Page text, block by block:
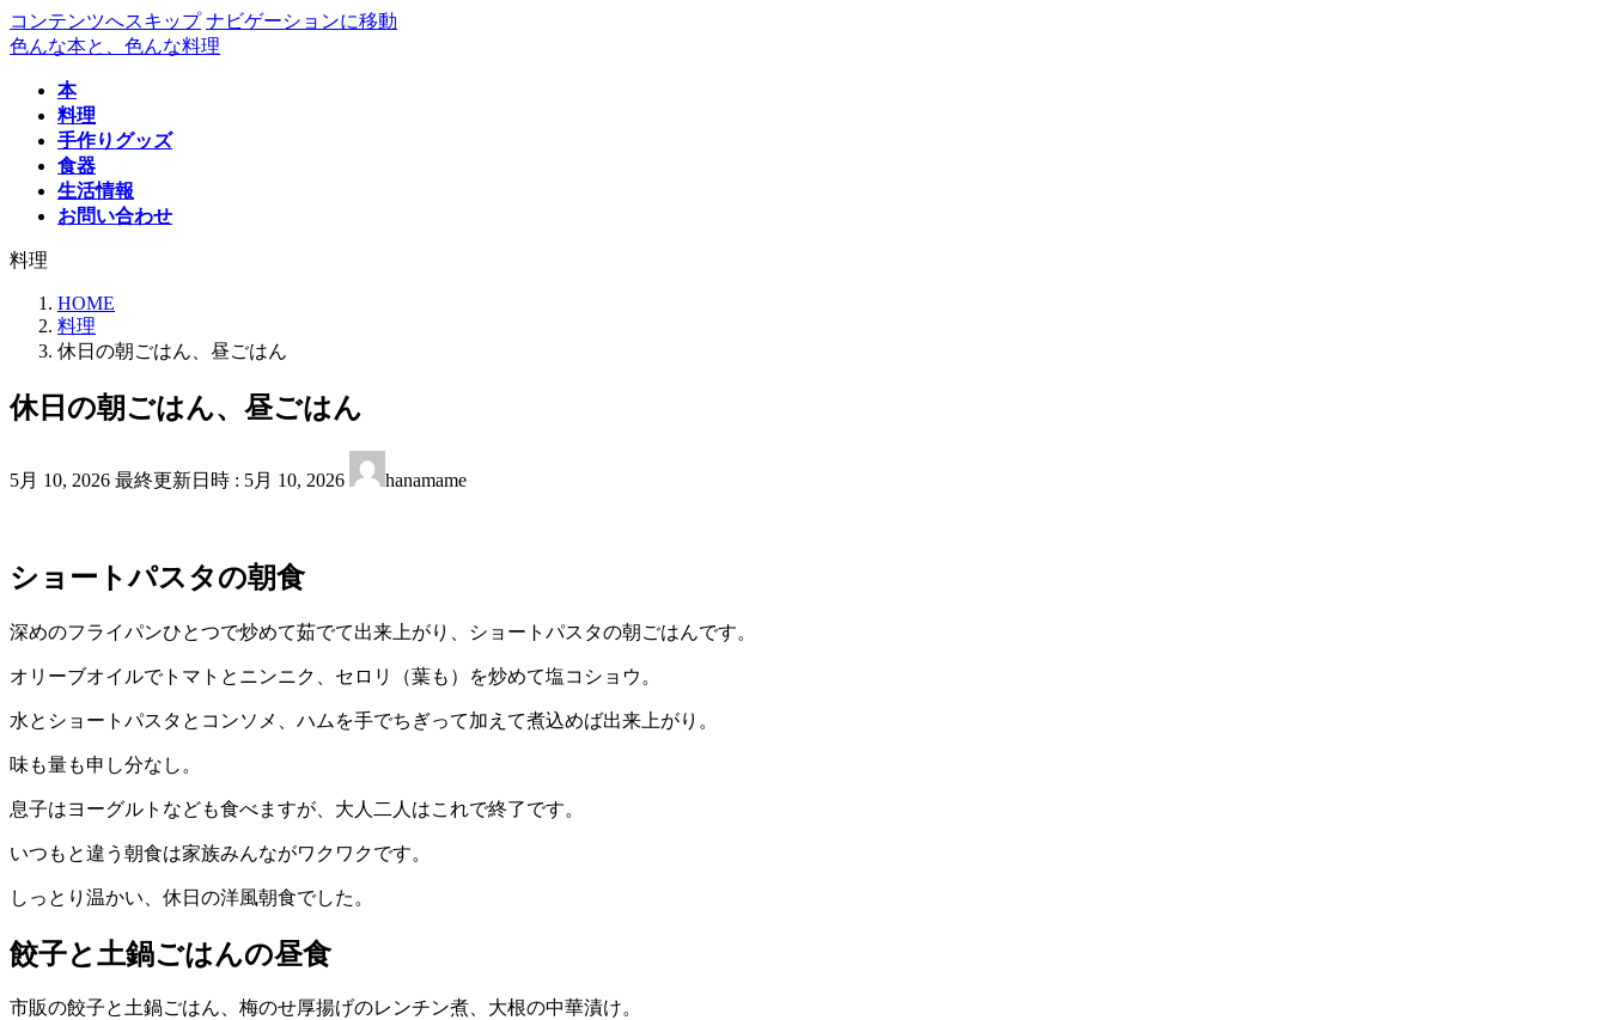
コンテンツへスキップ ナビゲーションに移動
色んな本と、色んな料理
本
料理
手作りグッズ
食器
生活情報
お問い合わせ
料理
HOME
料理
休日の朝ごはん、昼ごはん
休日の朝ごはん、昼ごはん
5月 10, 2026 最終更新日時 : 5月 10, 2026 hanamame
ショートパスタの朝食
深めのフライパンひとつで炒めて茹でて出来上がり、ショートパスタの朝ごはんです。
オリーブオイルでトマトとニンニク、セロリ（葉も）を炒めて塩コショウ。
水とショートパスタとコンソメ、ハムを手でちぎって加えて煮込めば出来上がり。
味も量も申し分なし。
息子はヨーグルトなども食べますが、大人二人はこれで終了です。
いつもと違う朝食は家族みんながワクワクです。
しっとり温かい、休日の洋風朝食でした。
餃子と土鍋ごはんの昼食
市販の餃子と土鍋ごはん、梅のせ厚揚げのレンチン煮、大根の中華漬け。